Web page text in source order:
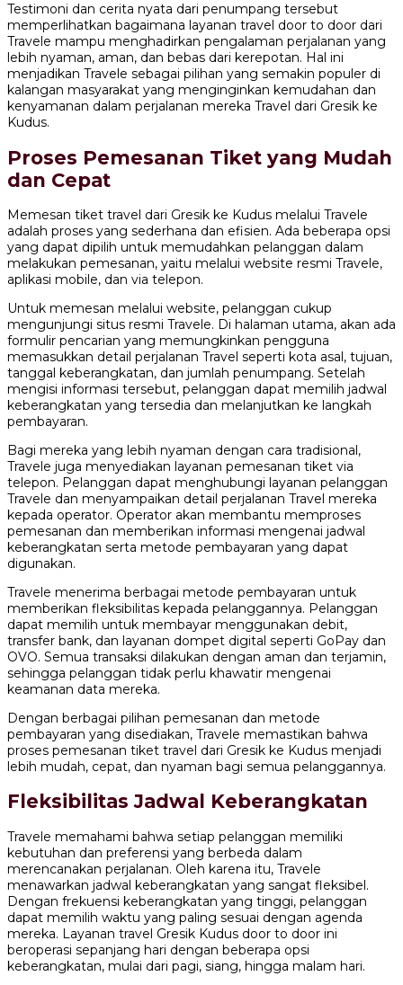
Testimoni dan cerita nyata dari penumpang tersebut
memperlihatkan bagaimana layanan travel door to door dari
Travele mampu menghadirkan pengalaman perjalanan yang
lebih nyaman, aman, dan bebas dari kerepotan. Hal ini
menjadikan Travele sebagai pilihan yang semakin populer di
kalangan masyarakat yang menginginkan kemudahan dan
kenyamanan dalam perjalanan mereka Travel dari Gresik ke
Kudus.
Proses Pemesanan Tiket yang Mudah
dan Cepat
Memesan tiket travel dari Gresik ke Kudus melalui Travele
adalah proses yang sederhana dan efisien. Ada beberapa opsi
yang dapat dipilih untuk memudahkan pelanggan dalam
melakukan pemesanan, yaitu melalui website resmi Travele,
aplikasi mobile, dan via telepon.
Untuk memesan melalui website, pelanggan cukup
mengunjungi situs resmi Travele. Di halaman utama, akan ada
formulir pencarian yang memungkinkan pengguna
memasukkan detail perjalanan Travel seperti kota asal, tujuan,
tanggal keberangkatan, dan jumlah penumpang. Setelah
mengisi informasi tersebut, pelanggan dapat memilih jadwal
keberangkatan yang tersedia dan melanjutkan ke langkah
pembayaran.
Bagi mereka yang lebih nyaman dengan cara tradisional,
Travele juga menyediakan layanan pemesanan tiket via
telepon. Pelanggan dapat menghubungi layanan pelanggan
Travele dan menyampaikan detail perjalanan Travel mereka
kepada operator. Operator akan membantu memproses
pemesanan dan memberikan informasi mengenai jadwal
keberangkatan serta metode pembayaran yang dapat
digunakan.
Travele menerima berbagai metode pembayaran untuk
memberikan fleksibilitas kepada pelanggannya. Pelanggan
dapat memilih untuk membayar menggunakan debit,
transfer bank, dan layanan dompet digital seperti GoPay dan
OVO. Semua transaksi dilakukan dengan aman dan terjamin,
sehingga pelanggan tidak perlu khawatir mengenai
keamanan data mereka.
Dengan berbagai pilihan pemesanan dan metode
pembayaran yang disediakan, Travele memastikan bahwa
proses pemesanan tiket travel dari Gresik ke Kudus menjadi
lebih mudah, cepat, dan nyaman bagi semua pelanggannya.
Fleksibilitas Jadwal Keberangkatan
Travele memahami bahwa setiap pelanggan memiliki
kebutuhan dan preferensi yang berbeda dalam
merencanakan perjalanan. Oleh karena itu, Travele
menawarkan jadwal keberangkatan yang sangat fleksibel.
Dengan frekuensi keberangkatan yang tinggi, pelanggan
dapat memilih waktu yang paling sesuai dengan agenda
mereka. Layanan travel Gresik Kudus door to door ini
beroperasi sepanjang hari dengan beberapa opsi
keberangkatan, mulai dari pagi, siang, hingga malam hari.